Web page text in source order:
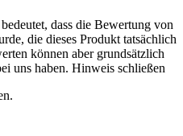
dass die Bewertung von
die dieses Produkt tatsächlich
können aber grundsätzlich
uns haben. Hinweis schließen